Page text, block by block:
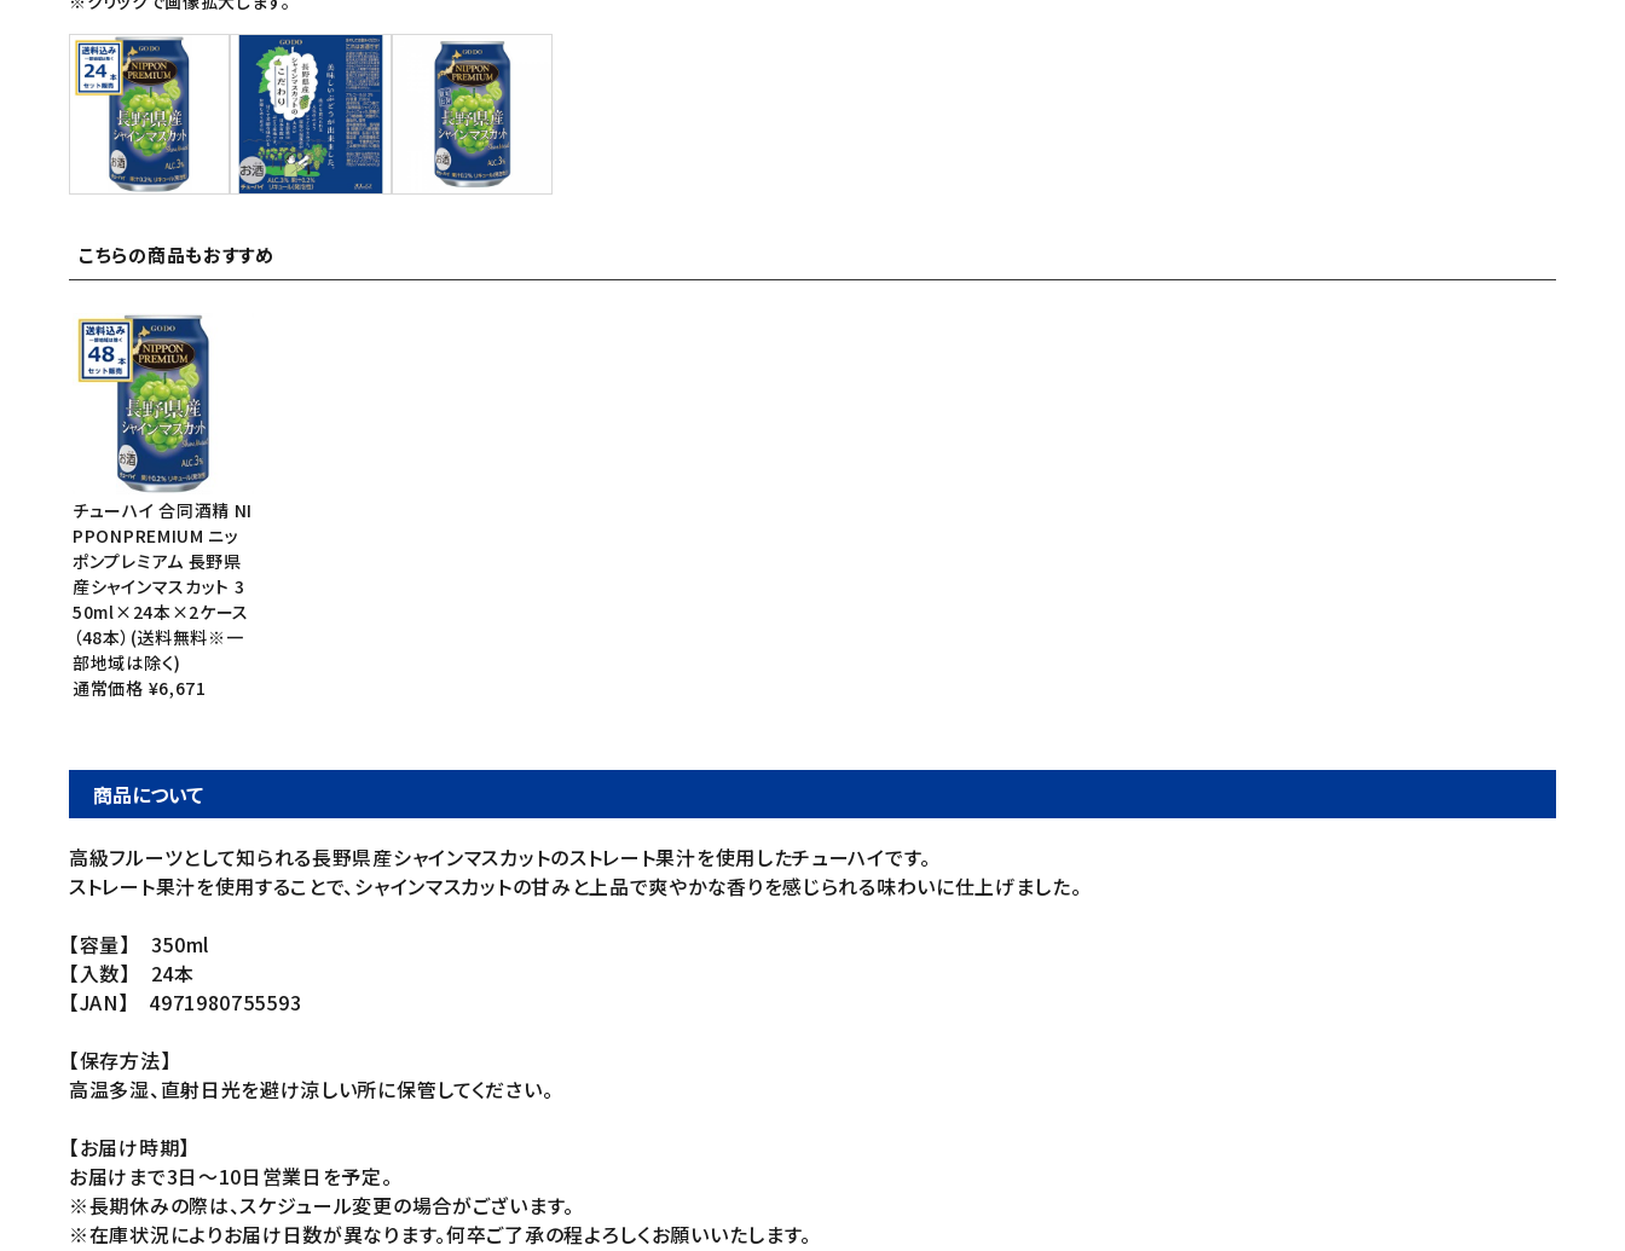
ペット用品
SHOP GUIDE
ご利用ガイド
特定商取引法表示について
プライバシーポリシー
利用規約
こちらの商品もおすすめ
チューハイ 合同酒精 NI
PPONPREMIUM ニッ
ポンプレミアム 長野県
産シャインマスカット 3
50ml×24本×2ケース
（48本）(送料無料※一
部地域は除く)
通常価格 ¥6,671
商品について
高級フルーツとして知られる長野県産シャインマスカットのストレート果汁を使用したチューハイです。
ストレート果汁を使用することで、シャインマスカットの甘みと上品で爽やかな香りを感じられる味わいに仕上げました。
【容量】 350ml
【入数】 24本
【JAN】 4971980755593
【保存方法】
高温多湿、直射日光を避け涼しい所に保管してください。
【お届け時期】
お届けまで3日～10日営業日を予定。
※長期休みの際は、スケジュール変更の場合がございます。
※在庫状況によりお届け日数が異なります。何卒ご了承の程よろしくお願いいたします。